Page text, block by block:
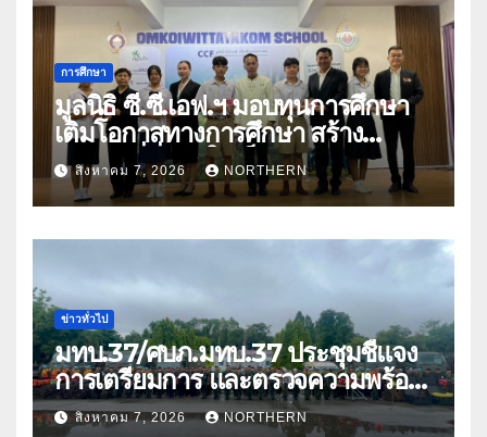
การศึกษา
มูลนิธิ ซี.ซี.เอฟ.ฯ มอบทุนการศึกษา
เติมโอกาสทางการศึกษา สร้าง
อนาคตที่มั่นคงให้เด็กและเยาวชน
ด้อยโอกาส
สิงหาคม 7, 2026 NORTHERN
ข่าวทั่วไป
มทบ.37/ศบภ.มทบ.37 ประชุมชี้แจง
การเตรียมการ และตรวจความพร้อม
ด้านการบรรเทาสาธารณภัย
สิงหาคม 7, 2026 NORTHERN